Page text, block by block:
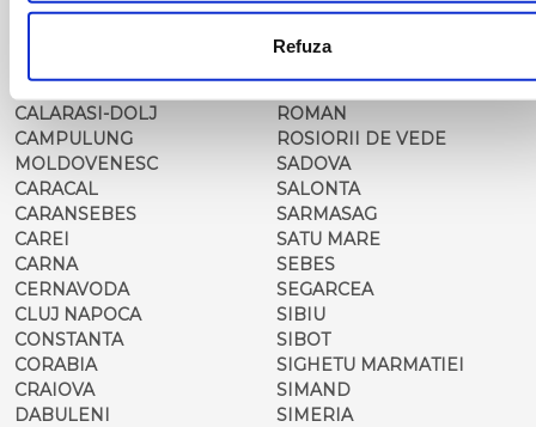
Refuza
BUCURESTI AGENTIE
CALARASI-CL
CALARASI-DOLJ
CAMPULUNG
MOLDOVENESC
CARACAL
CARANSEBES
CAREI
CARNA
CERNAVODA
CLUJ NAPOCA
CONSTANTA
CORABIA
CRAIOVA
DABULENI
RAST
REGHIN
RM. VALCEA
ROMAN
ROSIORII DE VEDE
SADOVA
SALONTA
SARMASAG
SATU MARE
SEBES
SEGARCEA
SIBIU
SIBOT
SIGHETU MARMATIEI
SIMAND
SIMERIA